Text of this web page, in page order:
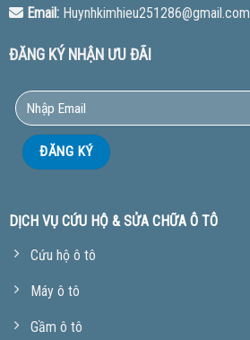
Email:Huynhkimhieu251286@gmail.com
ĐĂNG KÝ NHẬN ƯU ĐÃI
DỊCH VỤ CỨU HỘ & SỬA CHỮA Ô TÔ
Cứu hộ ô tô
Máy ô tô
Gầm ô tô